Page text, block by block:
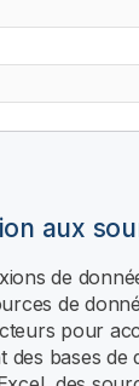
aux
de
de
pour
des bases de